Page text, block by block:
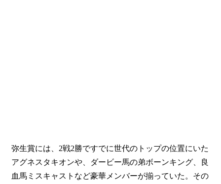
弥生賞には、2戦2勝ですでに世代のトップの位置にいた
アグネスタキオンや、ダービー馬の弟ボーンキング、良
血馬ミスキャストなど豪華メンバーが揃っていた。その